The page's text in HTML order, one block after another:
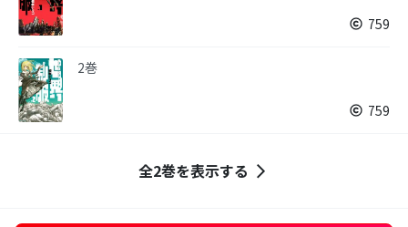
759
2巻
759
全2巻を表示する